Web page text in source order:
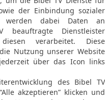
21
dieser aber mit
Herr hat geschworen,
Priester in Ewigkeit
22 [insofern] ist Jesus
Bundes geworden.
Und jene sind in
Tod sie am Bleiben